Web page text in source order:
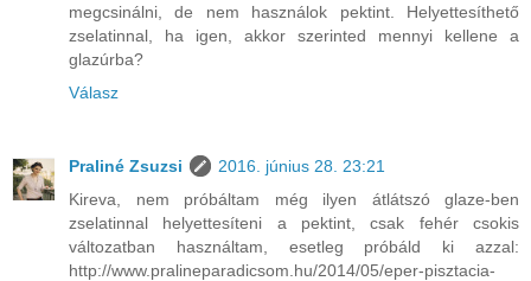
megcsinálni, de nem használok pektint. Helyettesíthető
zselatinnal, ha igen, akkor szerinted mennyi kellene a
glazúrba?
Válasz
Praliné Zsuzsi
2016. június 28. 23:21
Kireva, nem próbáltam még ilyen átlátszó glaze-ben
zselatinnal helyettesíteni a pektint, csak fehér csokis
változatban használtam, esetleg próbáld ki azzal:
http://www.pralineparadicsom.hu/2014/05/eper-pisztacia-